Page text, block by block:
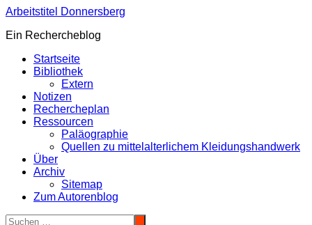
Zum
springen
Arbeitstitel Donnersberg
Ein Rechercheblog
Startseite
Bibliothek
Extern
Notizen
Rechercheplan
Ressourcen
Paläographie
Quellen zu mittelalterlichem Kleidungshandwerk
Über
Archiv
Sitemap
Zum Autorenblog